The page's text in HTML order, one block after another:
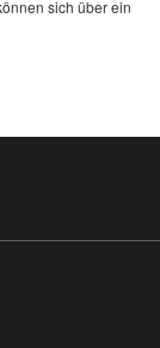
sich über ein